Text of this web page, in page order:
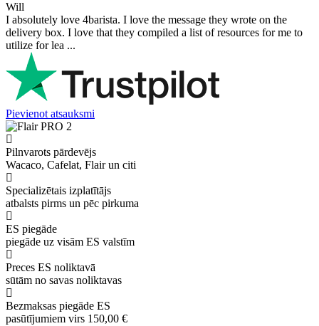
Will
I absolutely love 4barista. I love the message they wrote on the
delivery box. I love that they compiled a list of resources for me to
utilize for lea ...
Pievienot atsauksmi
Pilnvarots pārdevējs
Wacaco, Cafelat, Flair un citi
Specializētais izplatītājs
atbalsts pirms un pēc pirkuma
ES piegāde
piegāde uz visām ES valstīm
Preces ES noliktavā
sūtām no savas noliktavas
Bezmaksas piegāde ES
pasūtījumiem virs 150,00 €